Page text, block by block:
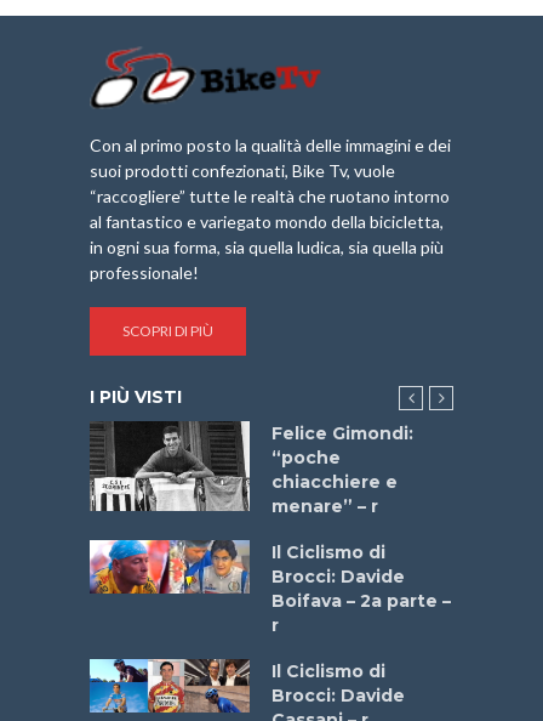
Con al primo posto la qualità delle immagini e dei
suoi prodotti confezionati, Bike Tv, vuole
“raccogliere” tutte le realtà che ruotano intorno
al fantastico e variegato mondo della bicicletta,
in ogni sua forma, sia quella ludica, sia quella più
professionale!
SCOPRI DI PIÙ
I PIÙ VISTI
Felice Gimondi:
“poche
chiacchiere e
menare” – r
Il Ciclismo di
Brocci: Davide
Boifava – 2a parte –
r
Il Ciclismo di
Brocci: Davide